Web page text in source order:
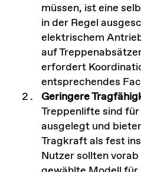
müssen, ist eine
in der Regel
elektrischem
auf
erfordert
entsprechendes
Geringere
Treppenlifte sind
ausgelegt und
Tragkraft als fest
Nutzer sollten